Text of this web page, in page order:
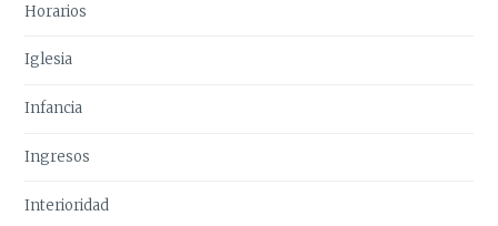
Horarios
Iglesia
Infancia
Ingresos
Interioridad